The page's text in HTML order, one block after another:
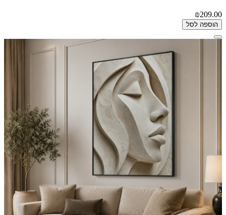
₪209.00
הוספה לסל